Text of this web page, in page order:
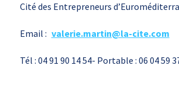
Cité des Entrepreneurs
Email : valerie.martin@la-cite.com
Tél : 04 91 90 14 54- Portable : 06 04 59